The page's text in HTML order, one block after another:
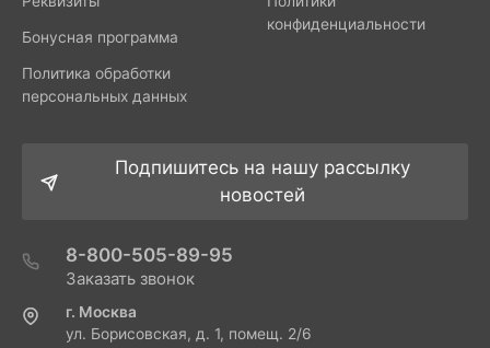
Бонусная программа
Политика обработки
персональных данных
конфиденциальности
Подпишитесь на нашу рассылку
новостей
8-800-505-89-95
Заказать звонок
г. Москва
ул. Борисовская, д. 1, помещ. 2/6